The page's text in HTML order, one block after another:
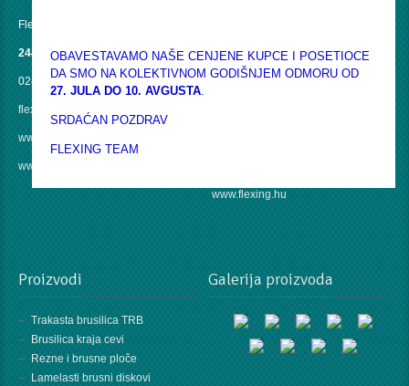
OBAVESTAVAMO NAŠE CENJENE KUPCE I POSETIOCE
DA SMO NA KOLEKTIVNOM GODIŠNJEM ODMORU OD
27. JULA DO 10. AVGUSTA.
SRDAĆAN POZDRAV
FLEXING TEAM
Flexing doo
24430 Ada
024 854 082
flexing@flexing.rs
www.flexing.rs
www.poliranje.rs
6771 Szeged
Szerb u. 59.
www.flexing.hu
Proizvodi
Trakasta brusilica TRB
Brusilica kraja cevi
Rezne i brusne ploče
Lamelasti brusni diskovi
Galerija proizvoda